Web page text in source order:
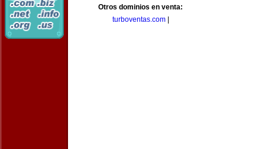
Otros dominios en venta:
turboventas.com|